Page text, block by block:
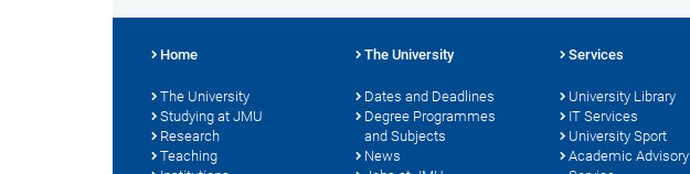
Home
The University
Studying at JMU
Research
Teaching
The University
Dates and Deadlines
Degree Programmes
and Subjects
News
Services
University Library
IT Services
University Sport
Academic Advisory